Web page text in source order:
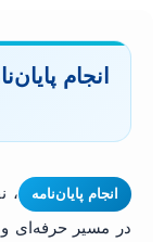
انجام
انجام پایان‌نامه
،
در مسیر حرفه‌ای و